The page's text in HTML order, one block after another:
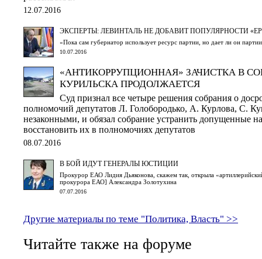
12.07.2016
ЭКСПЕРТЫ: ЛЕВИНТАЛЬ НЕ ДОБАВИТ ПОПУЛЯРНОСТИ
«Пока сам губернатор использует ресурс партии, но дает ли он
10.07.2016
«АНТИКОРРУПЦИОННАЯ» ЗАЧИСТКА В
КУРИЛЬСКА ПРОДОЛЖАЕТСЯ
Суд признал все четыре решения собрания о
полномочий депутатов Л. Голобородько, А. Курлова, С.
незаконными, и обязал собрание устранить допущенные
восстановить их в полномочиях депутатов
08.07.2016
В БОЙ ИДУТ ГЕНЕРАЛЫ ЮСТИЦИИ
Прокурор ЕАО Лидия Дьяконова, скажем так, открыла
прокурора ЕАО] Александра Золотухина
07.07.2016
Другие материалы по теме "Политика, Власть" >>
Читайте также на форуме